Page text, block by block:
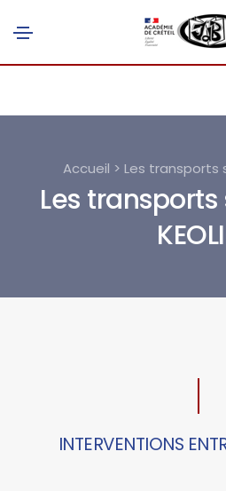
Accueil > Les transports
Les
INTERVENTIONS